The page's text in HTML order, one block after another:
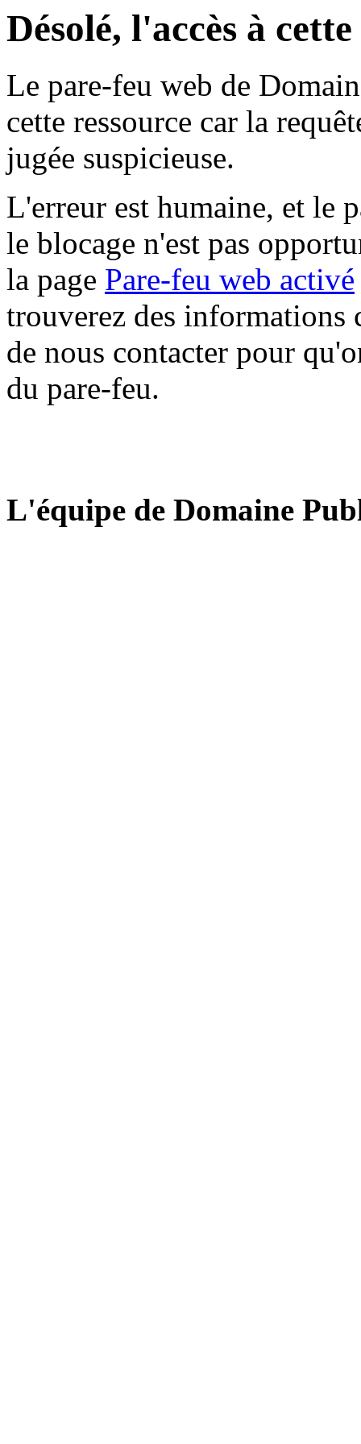
Désolé, l'accès à
Le pare-feu web de
cette ressource car la
jugée suspicieuse.
L'erreur est humaine, et le
le blocage n'est pas
la page Pare-feu web activé
trouverez des informations
de nous contacter pour
du pare-feu.
L'équipe de Domaine